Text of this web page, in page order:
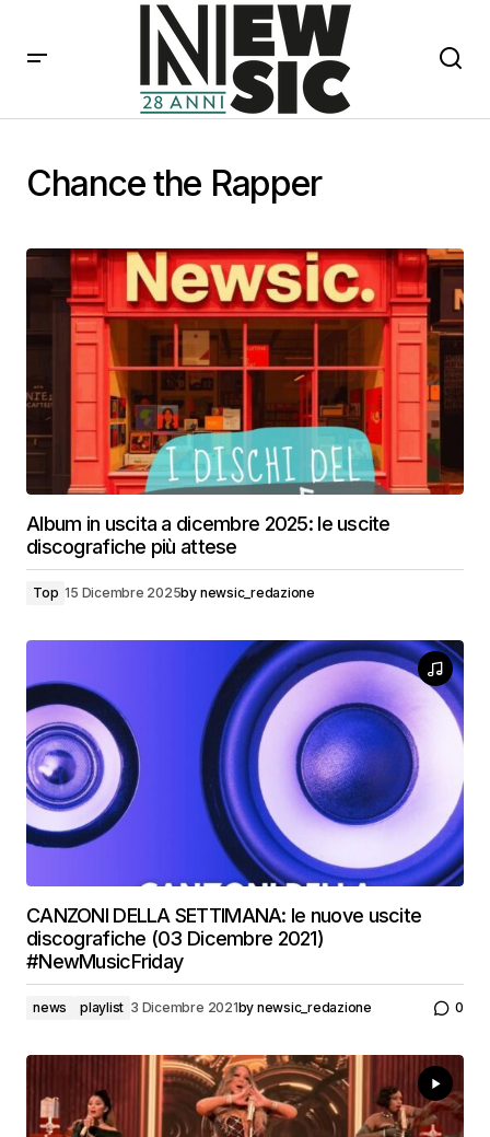
Chance the Rapper
Album in uscita a dicembre 2025: le uscite
discografiche più attese
Top 15 Dicembre 2025by newsic_redazione
CANZONI DELLA SETTIMANA: le nuove uscite
discografiche (03 Dicembre 2021)
#NewMusicFriday
news playlist 3 Dicembre 2021by newsic_redazione 0